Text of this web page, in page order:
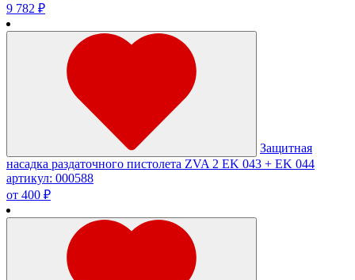
9 782 ₽
Защитная
насадка раздаточного пистолета ZVA 2 EK 043 + EK 044
артикул: 000588
от 400 ₽